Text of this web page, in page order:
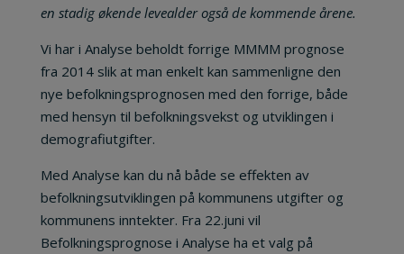
en stadig økende levealder også de kommende årene.
Vi har i Analyse beholdt forrige MMMM prognose
fra 2014 slik at man enkelt kan sammenligne den
nye befolkningsprognosen med den forrige, både
med hensyn til befolkningsvekst og utviklingen i
demografiutgifter.
Med Analyse kan du nå både se effekten av
befolkningsutviklingen på kommunens utgifter og
kommunens inntekter. Fra 22.juni vil
Befolkningsprognose i Analyse ha et valg på